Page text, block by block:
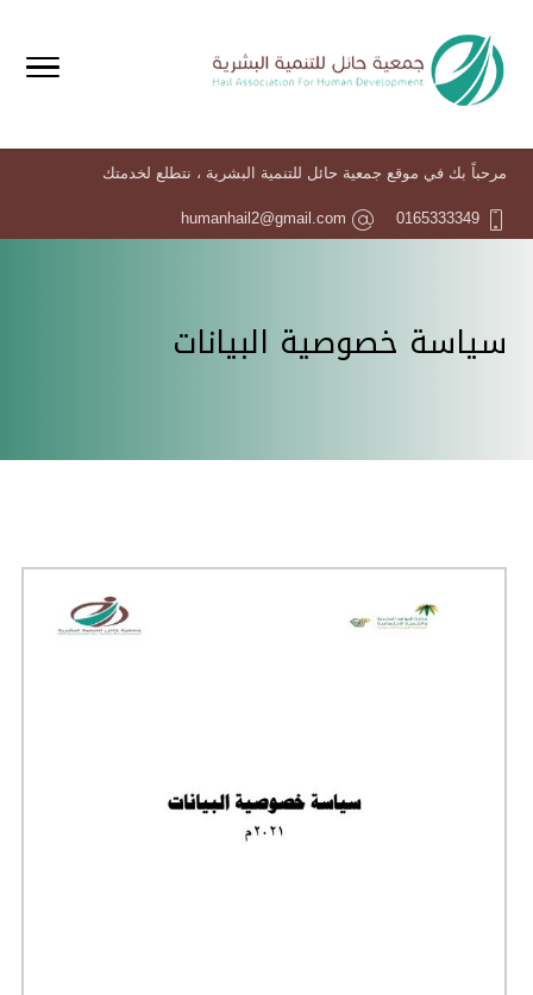
مرحباً بك في موقع جمعية حائل للتنمية البشرية ، نتطلع لخدمتك
0165333349
humanhail2@gmail.com
سياسة خصوصية البيانات